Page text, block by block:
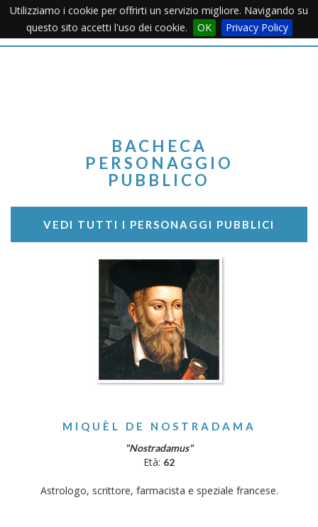
Utilizziamo i cookie per offrirti un servizio migliore. Navigando su
questo sito accetti l'uso dei cookie.
OK Privacy PolicyMenu
BACHECA
PERSONAGGIO
PUBBLICO
VEDI TUTTI I PERSONAGGI PUBBLICI
MIQUÈL DE NOSTRADAMA
"Nostradamus"
Età: 62
Astrologo, scrittore, farmacista e speziale francese.